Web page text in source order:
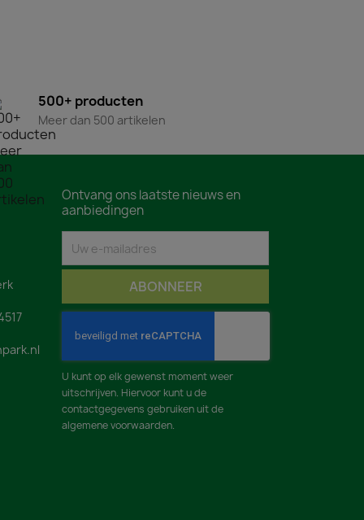
500+ producten
Meer dan 500 artikelen
Ontvang ons laatste nieuws en
aanbiedingen
U kunt op elk gewenst moment weer
uitschrijven. Hiervoor kunt u de
contactgegevens gebruiken uit de
algemene voorwaarden.